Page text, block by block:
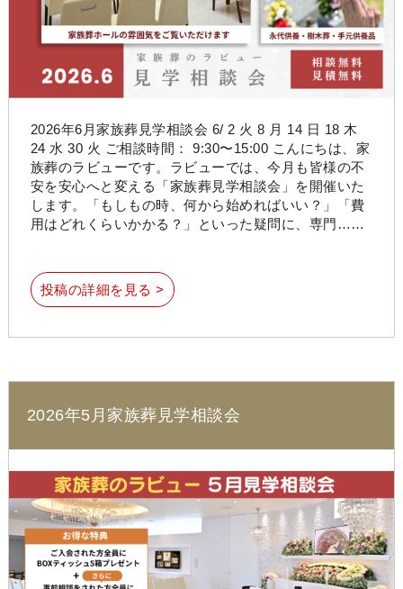
2026年6月家族葬見学相談会 6/ 2 火 8 月 14 日 18 木
24 水 30 火 ご相談時間： 9:30〜15:00 こんにちは、家
族葬のラビューです。ラビューでは、今月も皆様の不
安を安心へと変える「家族葬見学相談会」を開催いた
します。「もしもの時、何から始めればいい？」「費
用はどれくらいかかる？」といった疑問に、専門……
投稿の詳細を見る >
2026年5月家族葬見学相談会